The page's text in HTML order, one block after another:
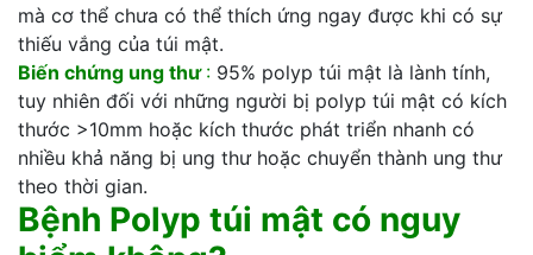
mà cơ thể chưa có thể thích ứng ngay được khi có sự
thiếu vắng của túi mật.
Biến chứng ung thư : 95% polyp túi mật là lành tính,
tuy nhiên đối với những người bị polyp túi mật có kích
thước >10mm hoặc kích thước phát triển nhanh có
nhiều khả năng bị ung thư hoặc chuyển thành ung thư
theo thời gian.
Bệnh Polyp túi mật có nguy